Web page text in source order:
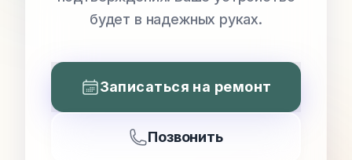
будет в надежных руках.
Записаться на ремонт
Позвонить